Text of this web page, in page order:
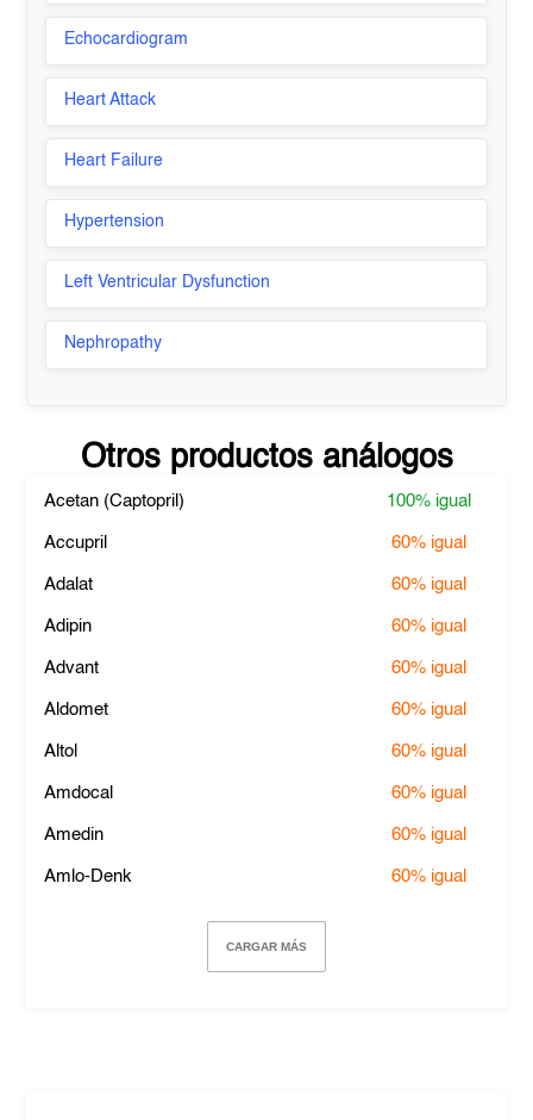
Echocardiogram
Heart Attack
Heart Failure
Hypertension
Left Ventricular Dysfunction
Nephropathy
Otros productos análogos
Acetan (Captopril) 100% igual
Accupril 60% igual
Adalat 60% igual
Adipin 60% igual
Advant 60% igual
Aldomet 60% igual
Altol 60% igual
Amdocal 60% igual
Amedin 60% igual
Amlo-Denk 60% igual
CARGAR MÁS